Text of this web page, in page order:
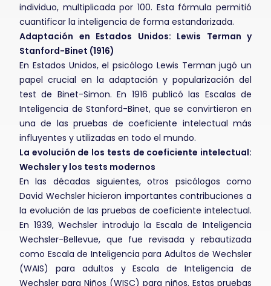
individuo, multiplicada por 100. Esta fórmula permitió
cuantificar la inteligencia de forma estandarizada.
Adaptación en Estados Unidos: Lewis Terman y
Stanford-Binet (1916)
En Estados Unidos, el psicólogo Lewis Terman jugó un
papel crucial en la adaptación y popularización del
test de Binet-Simon. En 1916 publicó las Escalas de
Inteligencia de Stanford-Binet, que se convirtieron en
una de las pruebas de coeficiente intelectual más
influyentes y utilizadas en todo el mundo.
La evolución de los tests de coeficiente intelectual:
Wechsler y los tests modernos
En las décadas siguientes, otros psicólogos como
David Wechsler hicieron importantes contribuciones a
la evolución de las pruebas de coeficiente intelectual.
En 1939, Wechsler introdujo la Escala de Inteligencia
Wechsler-Bellevue, que fue revisada y rebautizada
como Escala de Inteligencia para Adultos de Wechsler
(WAIS) para adultos y Escala de Inteligencia de
Wechsler para Niños (WISC) para niños. Estas pruebas